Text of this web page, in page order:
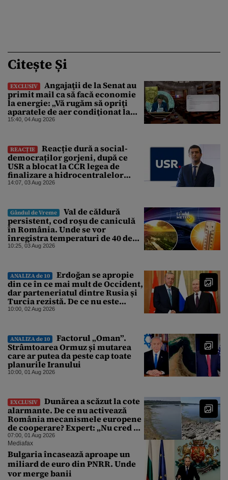
Citește Și
EXCLUSIV
Angajaţii de la Senat au
primit mail ca să facă economie
la energie: „Vă rugăm să opriţi
aparatele de aer condiţionat la
sfârşitul programului”
15:40, 04 Aug 2026
REACȚIE
Reacție dură a social-
democraților gorjeni, după ce
USR a blocat la CCR legea de
finalizare a hidrocentralelor
abandonate. „Nu ne-ar surprinde
abătut o cupolă de foc”
14:07, 03 Aug 2026
Gândul de Vreme
Val de căldură
persistent, cod roșu de caniculă
în România. Unde se vor
înregistra temperaturi de 40 de
grade, potrivit ANM
10:25, 03 Aug 2026
ANALIZA de 10
Erdoğan se apropie
din ce în ce mai mult de Occident,
dar parteneriatul dintre Rusia și
Turcia rezistă. De ce nu este
Moscova îngrijorată de
10:00, 02 Aug 2026
ANALIZA de 10
Factorul „Oman”.
Strâmtoarea Ormuz și mutarea
care ar putea da peste cap toate
planurile Iranului
10:00, 01 Aug 2026
EXCLUSIV
Dunărea a scăzut la cote
alarmante. De ce nu activează
România mecanismele europene
de cooperare? Expert: „Nu cred că
a sta și a aștepta ploaia reprezintă
o strategie viabilă”
07:00, 01 Aug 2026
Mediafax
Bulgaria încasează aproape un
miliard de euro din PNRR. Unde
vor merge banii